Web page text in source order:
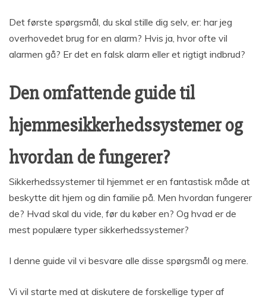
Det første spørgsmål, du skal stille dig selv, er: har jeg
overhovedet brug for en alarm? Hvis ja, hvor ofte vil
alarmen gå? Er det en falsk alarm eller et rigtigt indbrud?
Den omfattende guide til
hjemmesikkerhedssystemer og
hvordan de fungerer?
Sikkerhedssystemer til hjemmet er en fantastisk måde at
beskytte dit hjem og din familie på. Men hvordan fungerer
de? Hvad skal du vide, før du køber en? Og hvad er de
mest populære typer sikkerhedssystemer?
I denne guide vil vi besvare alle disse spørgsmål og mere.
Vi vil starte med at diskutere de forskellige typer af